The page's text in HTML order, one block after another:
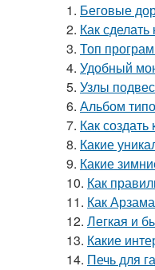
1. Беговые
2. Как
3. Топ
4. Удобный
5. Узлы
6. Альбом
7. Как
8. Какие
9. Какие
10. Как
11. Как
12. Легкая и
13. Какие
14. Печь для